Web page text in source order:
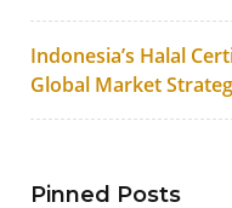
Indonesia’s Halal
Global Market
Pinned Posts